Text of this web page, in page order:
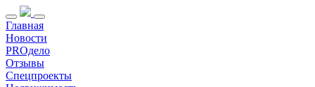
Главная
Новости
PROдело
Отзывы
Спецпроекты